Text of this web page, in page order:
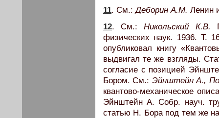
11. См.:Деборин А.М. Ленин
12. См.:Никольский К.В.
физических наук. 1936. Т.
опубликовал книгу
выдвигал те же взгляды.
согласие с позицией
Бором. См.: Эйнштейн А.,
квантово-механическое
Эйнштейн А. Собр. науч.
статью Н. Бора под тем же